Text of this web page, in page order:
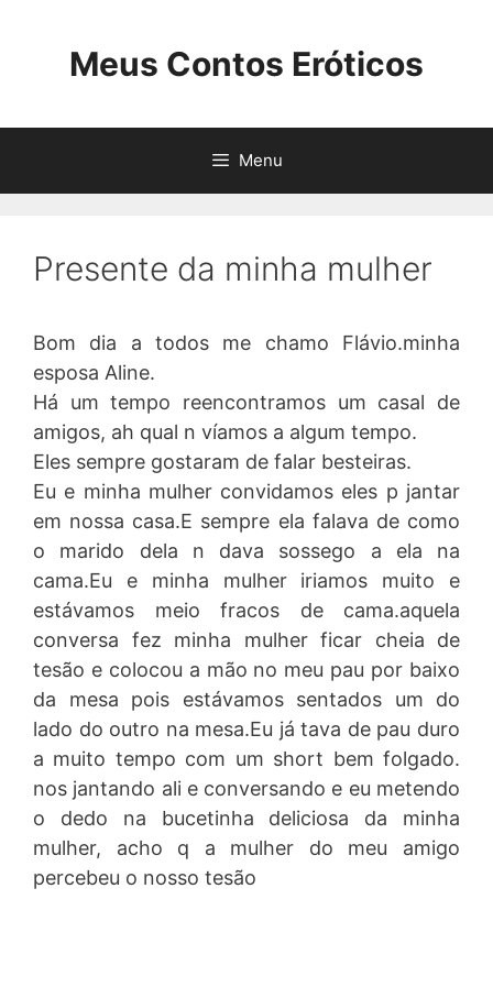
Meus Contos Eróticos
Menu
Presente da minha mulher
Bom dia a todos me chamo Flávio.minha
esposa Aline.
Há um tempo reencontramos um casal de
amigos, ah qual n víamos a algum tempo.
Eles sempre gostaram de falar besteiras.
Eu e minha mulher convidamos eles p jantar
em nossa casa.E sempre ela falava de como
o marido dela n dava sossego a ela na
cama.Eu e minha mulher iriamos muito e
estávamos meio fracos de cama.aquela
conversa fez minha mulher ficar cheia de
tesão e colocou a mão no meu pau por baixo
da mesa pois estávamos sentados um do
lado do outro na mesa.Eu já tava de pau duro
a muito tempo com um short bem folgado.
nos jantando ali e conversando e eu metendo
o dedo na bucetinha deliciosa da minha
mulher, acho q a mulher do meu amigo
percebeu o nosso tesão